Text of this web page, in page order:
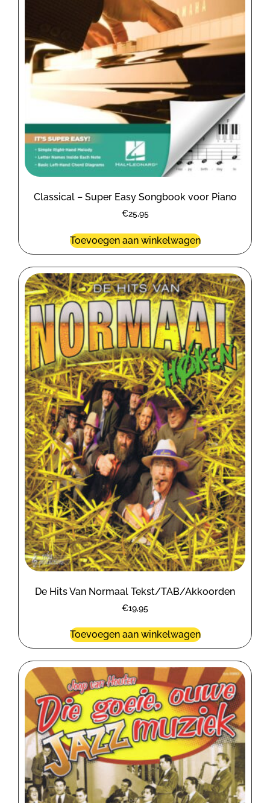
Classical – Super Easy Songbook voor Piano
€25,95
Toevoegen aan winkelwagen
De Hits Van Normaal Tekst/TAB/Akkoorden
€19,95
Toevoegen aan winkelwagen